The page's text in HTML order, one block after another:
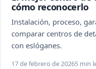
cómo reconocerlo
Instalación, proceso,
comparar centros de
con eslóganes.
17 de febrero de 20265 min